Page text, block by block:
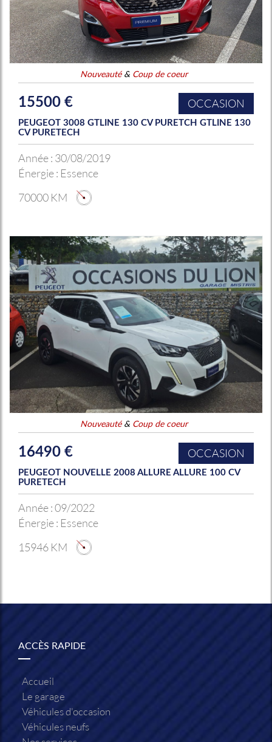
Nouveauté& Coup de coeur
15500 € OCCASION
PEUGEOT 3008 GTLINE 130 CV PURETCH GTLINE 130
CV PURETECH
Année : 30/08/2019
Énergie : Essence
70000 KM
Nouveauté& Coup de coeur
16490 € OCCASION
PEUGEOT NOUVELLE 2008 ALLURE ALLURE 100 CV
PURETECH
Année :09/2022
Énergie : Essence
15946 KM
ACCÈS RAPIDE
Accueil
Le garage
Véhicules d'occasion
Véhicules neufs